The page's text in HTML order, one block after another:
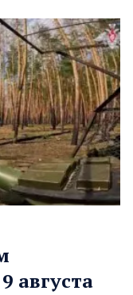
августа